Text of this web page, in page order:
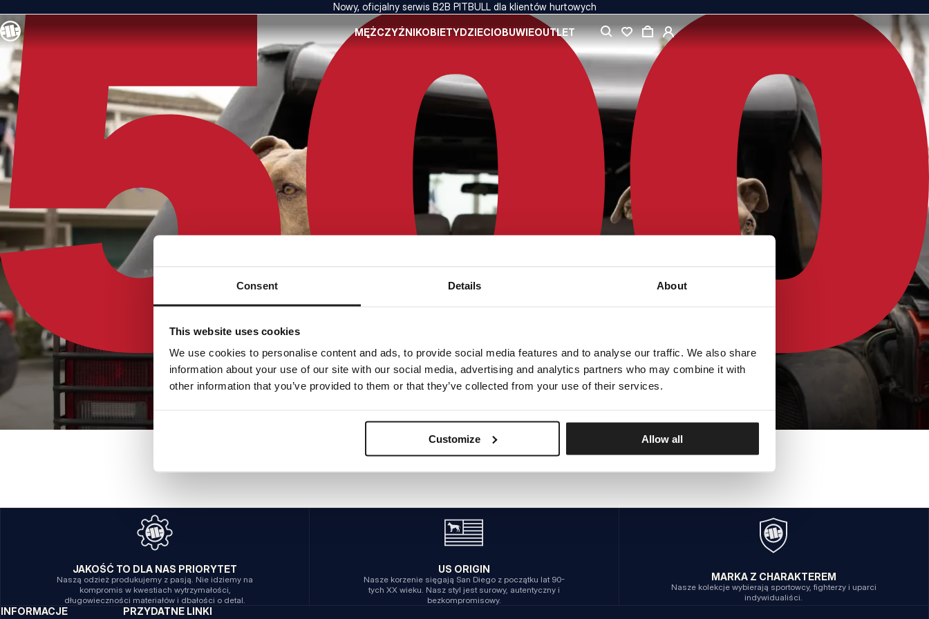
Consent Details About
This website uses cookies
We use cookies to personalise content and ads, to provide social media features and to analyse our traffic. We also share
information about your use of our site with our social media, advertising and analytics partners who may combine it with
other information that you’ve provided to them or that they’ve collected from your use of their services.
Customize Allow all
Nowy, oficjalny serwis B2B PITBULL dla klientów hurtowych
MĘŻCZYŹNIKOBIETYDZIECIOBUWIEOUTLET
WEWNĘTRZNY BŁĄD SERWERA
POWRÓT NA STRONĘ GŁÓWNĄ
JAKOŚĆ TO DLA NAS PRIORYTET
Naszą odzież produkujemy z pasją. Nie idziemy na
kompromis w kwestiach wytrzymałości,
długowieczności materiałów i dbałości o detal.
US ORIGIN
Nasze korzenie sięgają San Diego z początku lat 90-
tych XX wieku. Nasz styl jest surowy, autentyczny i
bezkompromisowy.
MARKA Z CHARAKTEREM
Nasze kolekcje wybierają sportowcy, fighterzy i uparci
indywidualiści.
INFORMACJE
PRZYDATNE LINKI